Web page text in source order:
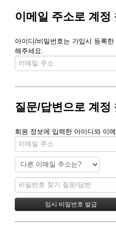
이메일 주소로 계정
아이디/비밀번호는 가입시 등록
해주세요.
질문/답변으로 계정
회원 정보에 입력한 아이디와 이